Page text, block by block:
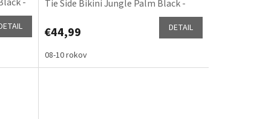
-
Tie Side Bikini Jungle Palm Black -
€44,99 DETAIL
08-10 rokov